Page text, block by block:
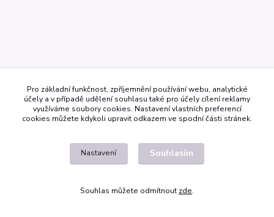
Pro základní funkčnost, zpříjemnění používání webu, analytické
účely a v případě udělení souhlasu také pro účely cílení reklamy
využíváme soubory cookies. Nastavení vlastních preferencí
cookies můžete kdykoli upravit odkazem ve spodní části stránek.
Nastavení Souhlasím
Souhlas můžete odmítnout zde.